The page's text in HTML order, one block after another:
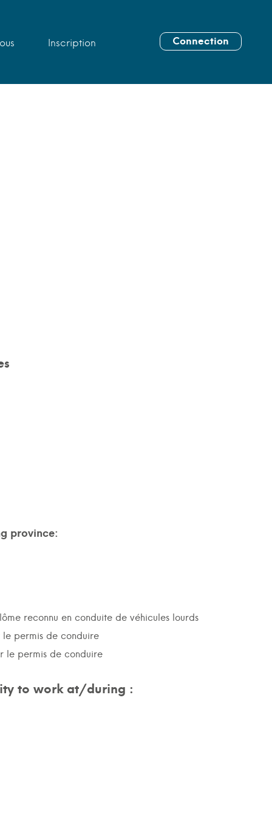
Inscription Connection
province:
reconnu en conduite de véhicules lourds
permis de conduire
le permis de conduire
to work at/during :